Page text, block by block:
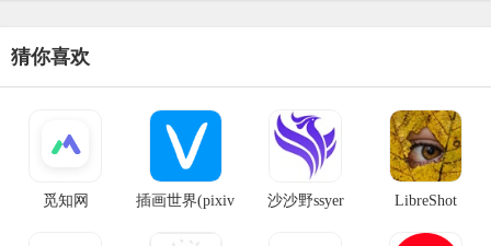
猜你喜欢
觅知网
插画世界(pixiv
沙沙野ssyer LibreShot